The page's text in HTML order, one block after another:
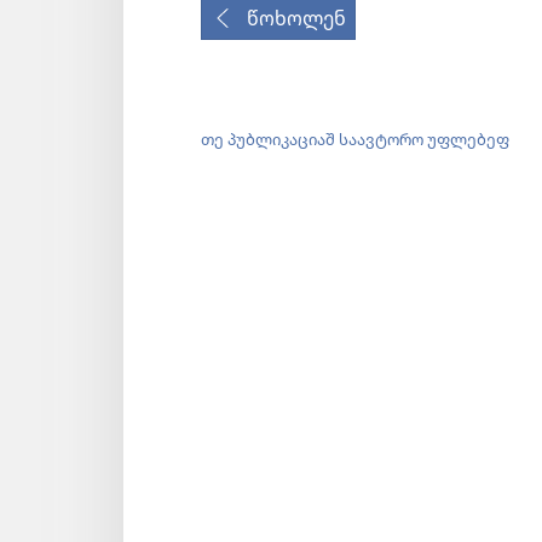
წოხოლენ
თე პუბლიკაციაშ საავტორო უფლებეფ